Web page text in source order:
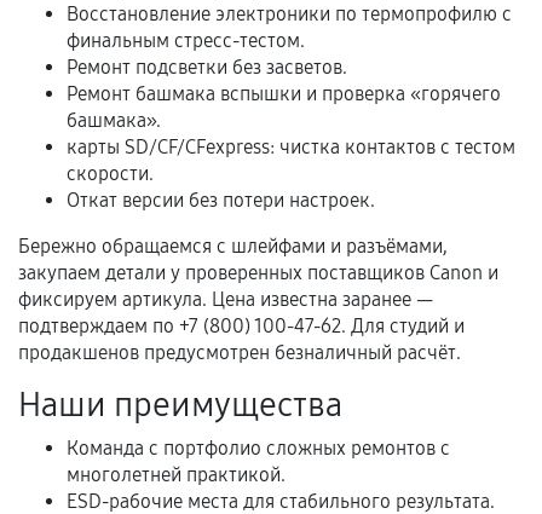
фиксируются в документах.
Когда гарантия не действует
Нарушение правил эксплуатации,
механические повреждения, попадание влаги,
Самостоятельный ремонт или вмешательство
третьих лиц.
Естественный износ деталей, если иное не
предусмотрено отдельно.
Обращение после окончания гарантийного
срока.
Программные сбои, если это не указано в
отдельных условиях.
Восстановление электроники по термопрофилю с
финальным стресс-тестом.
Ремонт подсветки без засветов.
Ремонт башмака вспышки и проверка «горячего
башмака».
карты SD/CF/CFexpress: чистка контактов с тестом
скорости.
Откат версии без потери настроек.
Бережно обращаемся с шлейфами и разъёмами,
закупаем детали у проверенных поставщиков Canon и
фиксируем артикула. Цена известна заранее —
подтверждаем по +7 (800) 100-47-62. Для студий и
продакшенов предусмотрен безналичный расчёт.
Наши преимущества
Команда с портфолио сложных ремонтов с
многолетней практикой.
ESD-рабочие места для стабильного результата.